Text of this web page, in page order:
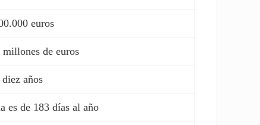
euros
de euros
años
es de 183 días al año